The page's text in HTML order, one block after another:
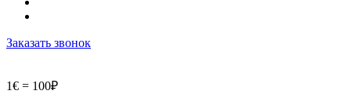
Заказать звонок
1€ = 100₽